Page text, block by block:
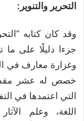
التحرير والتنوير:
وقد كان كتابه
جزءا دليلًا على
وغزارة معارف في
خصص له عشر
التي اعتمدها في
اللغة، وعلم